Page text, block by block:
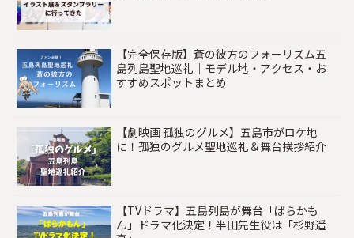
【完全保存版】蒼の彼方のフォーリズム五
島列島聖地巡礼｜モデル地・アクセス・お
すすめスポットまとめ
【劇映画 孤独のグルメ】五島市がロケ地
に！孤独のグルメ聖地巡礼＆舞台挨拶紹介
【TVドラマ】五島列島が舞台「ばらかも
ん」ドラマ化決定！半田先生役は「杉野遥